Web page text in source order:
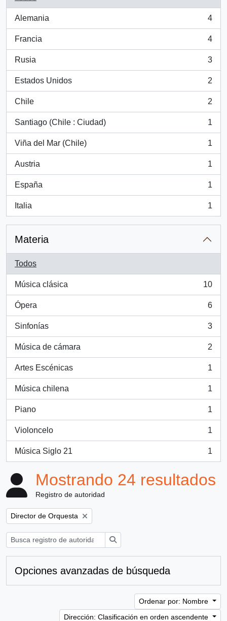
Alemania
, 4 resultados
4
Francia
, 4 resultados
4
Rusia
, 3 resultados
3
Estados Unidos
, 2 resultados
2
Chile
, 2 resultados
2
Santiago (Chile : Ciudad)
, 1 resultados
1
Viña del Mar (Chile)
, 1 resultados
1
Austria
, 1 resultados
1
España
, 1 resultados
1
Italia
, 1 resultados
1
Materia
Todos
Música clásica
, 10 resultados
10
Ópera
, 6 resultados
6
Sinfonías
, 3 resultados
3
Música de cámara
, 2 resultados
2
Artes Escénicas
, 1 resultados
1
Música chilena
, 1 resultados
1
Piano
, 1 resultados
1
Violoncelo
, 1 resultados
1
Música Siglo 21
, 1 resultados
1
Mostrando 24 resultados
Registro de autoridad
Remove filter:
Director de Orquesta
Opciones avanzadas de búsqueda
Ordenar por: Nombre
Dirección: Clasificación en orden ascendente